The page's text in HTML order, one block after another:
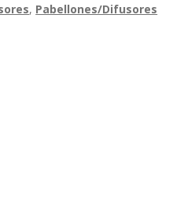
, Pabellones/Difusores